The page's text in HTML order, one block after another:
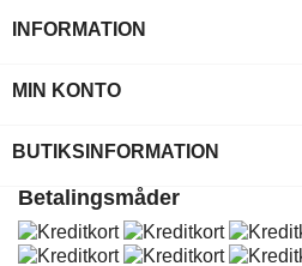
INFORMATION
MIN KONTO
BUTIKSINFORMATION
Betalingsmåder